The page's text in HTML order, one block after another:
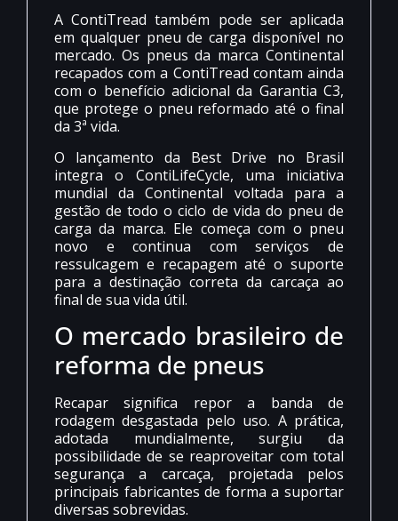
A ContiTread também pode ser aplicada
em qualquer pneu de carga disponível no
mercado. Os pneus da marca Continental
recapados com a ContiTread contam ainda
com o benefício adicional da Garantia C3,
que protege o pneu reformado até o final
da 3ª vida.
O lançamento da Best Drive no Brasil
integra o ContiLifeCycle, uma iniciativa
mundial da Continental voltada para a
gestão de todo o ciclo de vida do pneu de
carga da marca. Ele começa com o pneu
novo e continua com serviços de
ressulcagem e recapagem até o suporte
para a destinação correta da carcaça ao
final de sua vida útil.
O mercado brasileiro de
reforma de pneus
Recapar significa repor a banda de
rodagem desgastada pelo uso. A prática,
adotada mundialmente, surgiu da
possibilidade de se reaproveitar com total
segurança a carcaça, projetada pelos
principais fabricantes de forma a suportar
diversas sobrevidas.